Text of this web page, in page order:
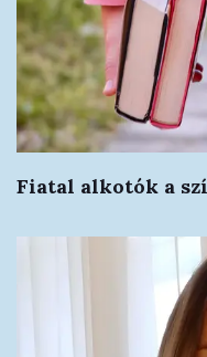
Fiatal alkotók a